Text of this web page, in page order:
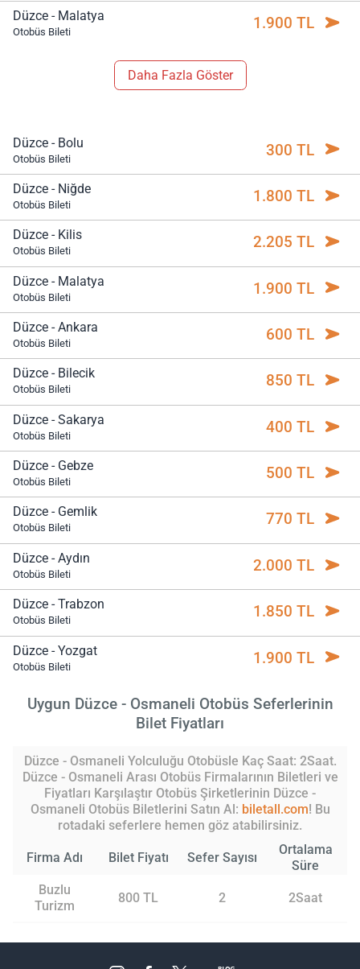
Düzce - Malatya
Otobüs Bileti 1.900 TL
Daha Fazla Göster
Düzce - Bolu
Otobüs Bileti 300 TL
Düzce - Niğde
Otobüs Bileti 1.800 TL
Düzce - Kilis
Otobüs Bileti 2.205 TL
Düzce - Malatya
Otobüs Bileti 1.900 TL
Düzce - Ankara
Otobüs Bileti 600 TL
Düzce - Bilecik
Otobüs Bileti 850 TL
Düzce - Sakarya
Otobüs Bileti 400 TL
Düzce - Gebze
Otobüs Bileti 500 TL
Düzce - Gemlik
Otobüs Bileti 770 TL
Düzce - Aydın
Otobüs Bileti 2.000 TL
Düzce - Trabzon
Otobüs Bileti 1.850 TL
Düzce - Yozgat
Otobüs Bileti 1.900 TL
Uygun Düzce - Osmaneli Otobüs Seferlerinin
Bilet Fiyatları
Düzce - Osmaneli Yolculuğu Otobüsle Kaç Saat: 2Saat.
Düzce - Osmaneli Arası Otobüs Firmalarının Biletleri ve
Fiyatları Karşılaştır Otobüs Şirketlerinin Düzce -
Osmaneli Otobüs Biletlerini Satın Al: biletall.com! Bu
rotadaki seferlere hemen göz atabilirsiniz.
Firma Adı Bilet Fiyatı Sefer Sayısı
Ortalama
Süre
Buzlu
Turizm
800 TL 2 2Saat